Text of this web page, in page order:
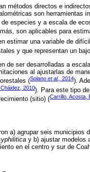
métodos directos e
son herramientas
especies y a escala de
son aplicables para
estimar una variable de
y que representan un
de ser desarrolladas a
al ajustarlas de
(Solano et al., 2014).
2010). Para este tipo
(sitio) (Carrillo Acosta,
a) agrupar seis
y b) ajustar modelos
en el centro y sur de